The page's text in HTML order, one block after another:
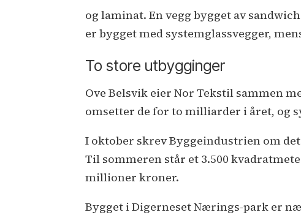
og laminat. En vegg bygget av
er bygget med systemglassvegger,
To store utbygginger
Ove Belsvik eier Nor Tekstil sammen
omsetter de for to milliarder i året, og
I oktober skrev Byggeindustrien om
Til sommeren står et 3.500
millioner kroner.
Bygget i Digerneset Nærings-park er